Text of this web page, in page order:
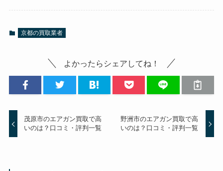
京都の買取業者
よかったらシェアしてね！
茂原市のエアガン買取で高
いのは？口コミ・評判一覧
野洲市のエアガン買取で高
いのは？口コミ・評判一覧